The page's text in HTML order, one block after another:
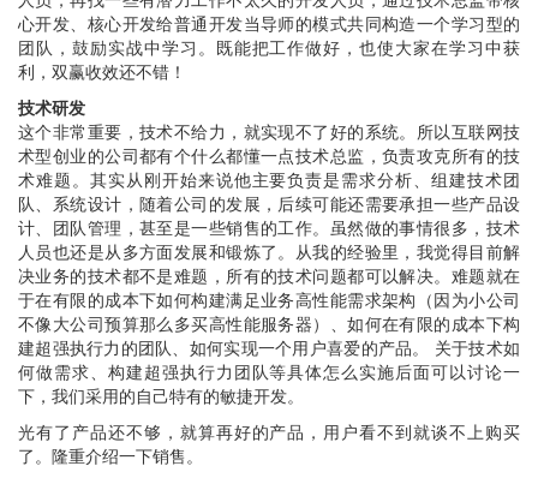
心开发、核心开发给普通开发当导师的模式共同构造一个学习型的
团队，鼓励实战中学习。既能把工作做好，也使大家在学习中获
利，双赢收效还不错！
技术研发
这个非常重要，技术不给力，就实现不了好的系统。所以互联网技
术型创业的公司都有个什么都懂一点技术总监，负责攻克所有的技
术难题。其实从刚开始来说他主要负责是需求分析、组建技术团
队、系统设计，随着公司的发展，后续可能还需要承担一些产品设
计、团队管理，甚至是一些销售的工作。虽然做的事情很多，技术
人员也还是从多方面发展和锻炼了。从我的经验里，我觉得目前解
决业务的技术都不是难题，所有的技术问题都可以解决。难题就在
于在有限的成本下如何构建满足业务高性能需求架构（因为小公司
不像大公司预算那么多买高性能服务器）、如何在有限的成本下构
建超强执行力的团队、如何实现一个用户喜爱的产品。 关于技术如
何做需求、构建超强执行力团队等具体怎么实施后面可以讨论一
下，我们采用的自己特有的敏捷开发。
光有了产品还不够，就算再好的产品，用户看不到就谈不上购买
了。隆重介绍一下销售。